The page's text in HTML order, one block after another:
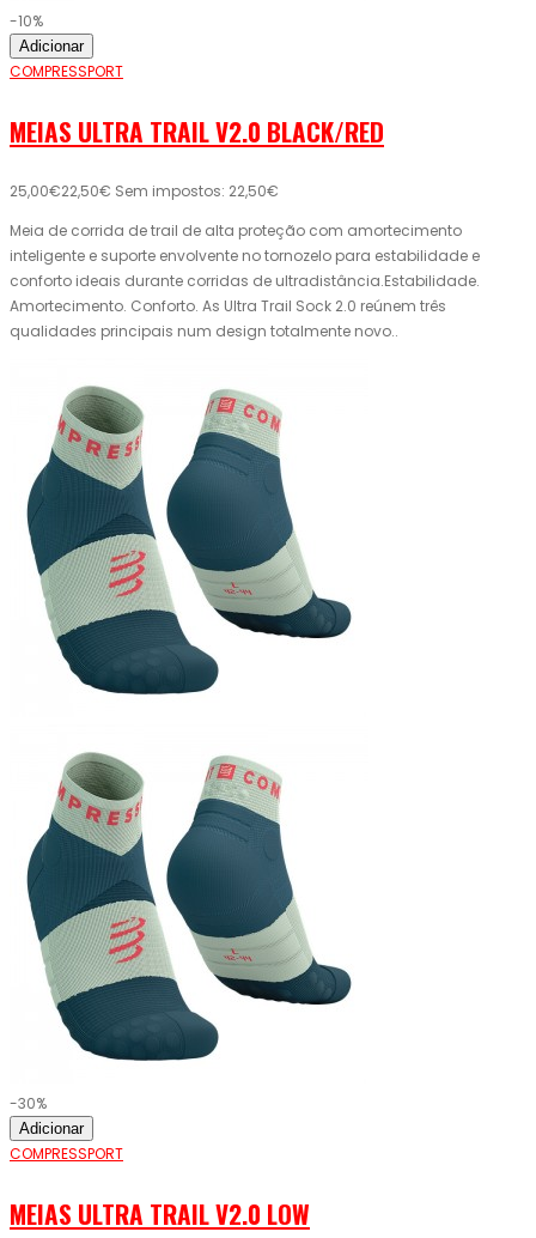
-10%
Adicionar
COMPRESSPORT
MEIAS ULTRA TRAIL V2.0 BLACK/RED
25,00€22,50€ Sem impostos: 22,50€
Meia de corrida de trail de alta proteção com amortecimento
inteligente e suporte envolvente no tornozelo para estabilidade e
conforto ideais durante corridas de ultradistância.Estabilidade.
Amortecimento. Conforto. As Ultra Trail Sock 2.0 reúnem três
qualidades principais num design totalmente novo..
-30%
Adicionar
COMPRESSPORT
MEIAS ULTRA TRAIL V2.0 LOW